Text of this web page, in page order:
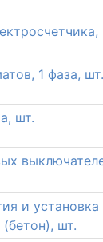
1 фаза, шт.
шт.
и установка
шт.